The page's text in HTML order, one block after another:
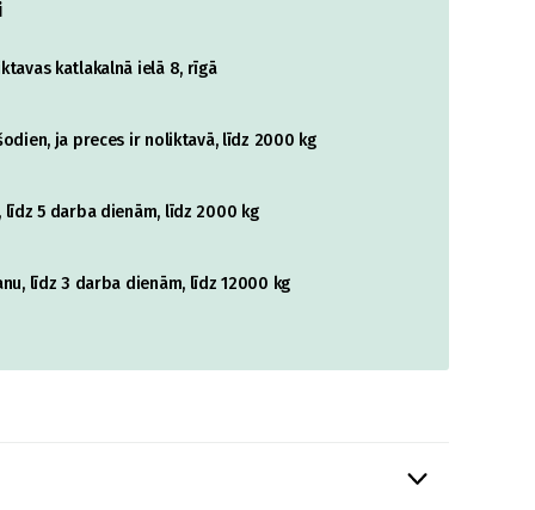
katlakalnā ielā 8, rīgā
ja preces ir noliktavā, līdz 2000 kg
5 darba dienām, līdz 2000 kg
līdz 3 darba dienām, līdz 12000 kg